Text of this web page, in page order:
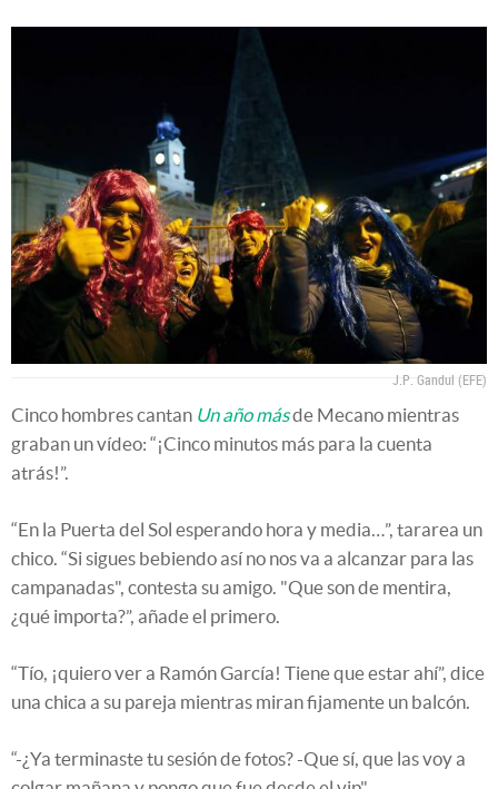
J.P. Gandul (EFE)
Cinco hombres cantan Un año másde Mecano mientras
graban un vídeo: “¡Cinco minutos más para la cuenta
atrás!”.
“En la Puerta del Sol esperando hora y media…”, tararea un
chico. “Si sigues bebiendo así no nos va a alcanzar para las
campanadas", contesta su amigo. "Que son de mentira,
¿qué importa?”, añade el primero.
“Tío, ¡quiero ver a Ramón García! Tiene que estar ahí”, dice
una chica a su pareja mientras miran fijamente un balcón.
“-¿Ya terminaste tu sesión de fotos? -Que sí, que las voy a